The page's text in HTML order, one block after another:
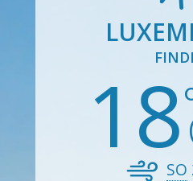
18
SO